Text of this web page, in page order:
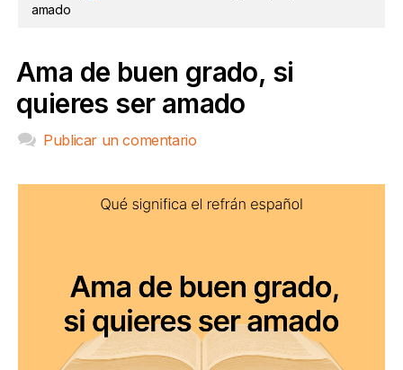
amado
Ama de buen grado, si
quieres ser amado
Publicar un comentario